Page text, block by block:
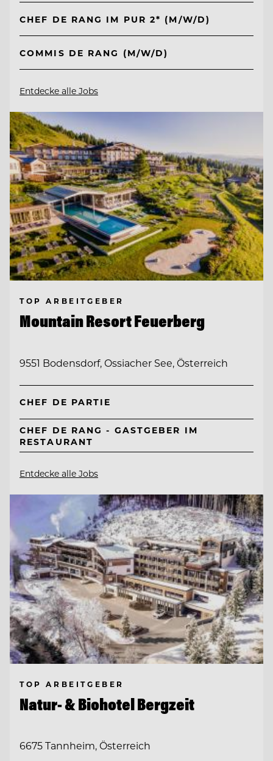
CHEF DE RANG IM PUR 2* (M/W/D)
COMMIS DE RANG (M/W/D)
Entdecke alle Jobs
TOP ARBEITGEBER
Mountain Resort Feuerberg
9551 Bodensdorf, Ossiacher See, Österreich
CHEF DE PARTIE
CHEF DE RANG - GASTGEBER IM
RESTAURANT
Entdecke alle Jobs
TOP ARBEITGEBER
Natur- & Biohotel Bergzeit
6675 Tannheim, Österreich